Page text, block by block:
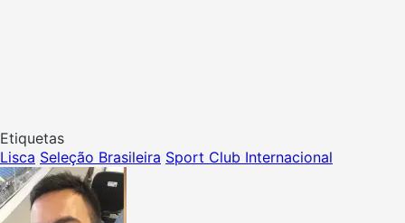
Etiquetas
Lisca Seleção Brasileira Sport Club Internacional